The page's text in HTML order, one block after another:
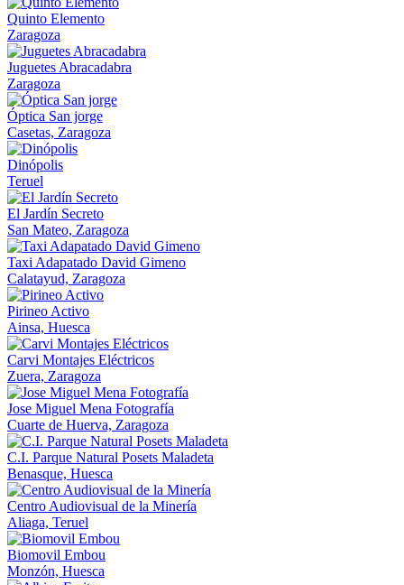
Quinto Elemento
Zaragoza
Juguetes Abracadabra
Zaragoza
Óptica San jorge
Casetas, Zaragoza
Dinópolis
Teruel
El Jardín Secreto
San Mateo, Zaragoza
Taxi Adapatado David Gimeno
Calatayud, Zaragoza
Pirineo Activo
Ainsa, Huesca
Carvi Montajes Eléctricos
Zuera, Zaragoza
Jose Miguel Mena Fotografía
Cuarte de Huerva, Zaragoza
C.I. Parque Natural Posets Maladeta
Benasque, Huesca
Centro Audiovisual de la Minería
Aliaga, Teruel
Biomovil Embou
Monzón, Huesca